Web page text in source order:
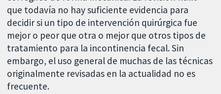
que todavía no hay suficiente evidencia para
decidir si un tipo de intervención quirúrgica fue
mejor o peor que otra o mejor que otros tipos de
tratamiento para la incontinencia fecal. Sin
embargo, el uso general de muchas de las técnicas
originalmente revisadas en la actualidad no es
frecuente.